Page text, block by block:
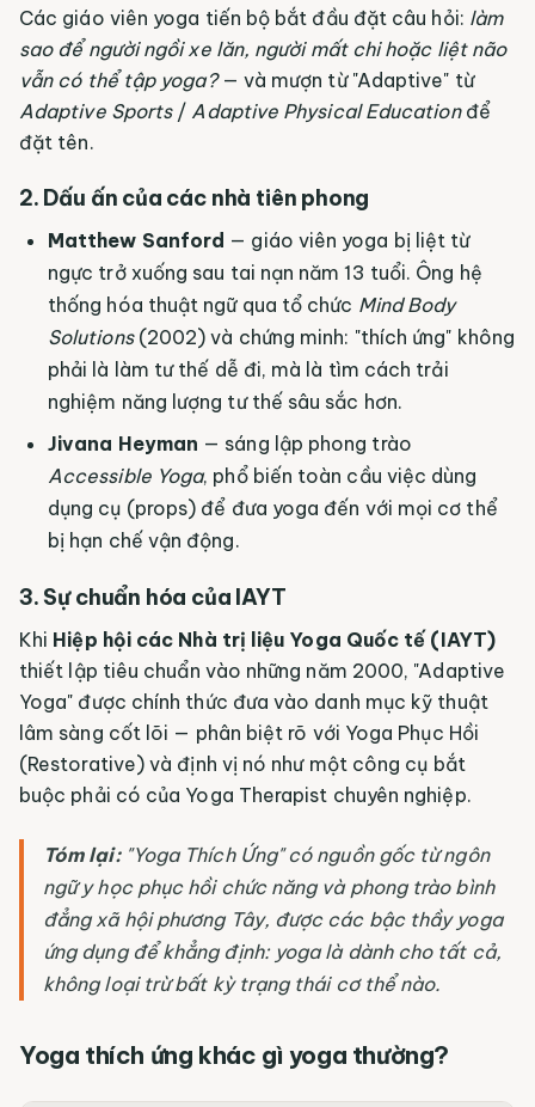
Các giáo viên yoga tiến bộ bắt đầu đặt câu hỏi: làm
sao để người ngồi xe lăn, người mất chi hoặc liệt não
vẫn có thể tập yoga?— và mượn từ "Adaptive" từ
Adaptive Sports/ Adaptive Physical Education để
đặt tên.
2. Dấu ấn của các nhà tiên phong
Matthew Sanford — giáo viên yoga bị liệt từ
ngực trở xuống sau tai nạn năm 13 tuổi. Ông hệ
thống hóa thuật ngữ qua tổ chức Mind Body
Solutions(2002) và chứng minh: "thích ứng" không
phải là làm tư thế dễ đi, mà là tìm cách trải
nghiệm năng lượng tư thế sâu sắc hơn.
Jivana Heyman — sáng lập phong trào
Accessible Yoga, phổ biến toàn cầu việc dùng
dụng cụ (props) để đưa yoga đến với mọi cơ thể
bị hạn chế vận động.
3. Sự chuẩn hóa của IAYT
Khi Hiệp hội các Nhà trị liệu Yoga Quốc tế (IAYT)
thiết lập tiêu chuẩn vào những năm 2000, "Adaptive
Yoga" được chính thức đưa vào danh mục kỹ thuật
lâm sàng cốt lõi — phân biệt rõ với Yoga Phục Hồi
(Restorative) và định vị nó như một công cụ bắt
buộc phải có của Yoga Therapist chuyên nghiệp.
Tóm lại:"Yoga Thích Ứng" có nguồn gốc từ ngôn
ngữ y học phục hồi chức năng và phong trào bình
đẳng xã hội phương Tây, được các bậc thầy yoga
ứng dụng để khẳng định: yoga là dành cho tất cả,
không loại trừ bất kỳ trạng thái cơ thể nào.
Yoga thích ứng khác gì yoga thường?